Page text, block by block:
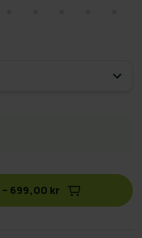
– 699,00 kr